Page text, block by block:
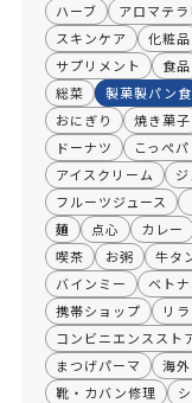
ハーブ
アロマテラ
スキンケア
化粧品
サプリメント
食品
総菜
製菓製パン
おにぎり
焼き菓子
ドーナツ
こっぺ
アイスクリーム
フルーツジュース
麺
点心 カレー
喫茶
お粥 牛タ
バインミー
ベト
携帯ショップ
リ
コンビニエンススト
まつげパーマ
海
靴・カバン修理